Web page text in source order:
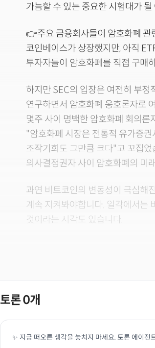
가늠할 수 있는 중요한 시험대가 될
👉주요 금융회사들이 암호화폐 관
코인베이스가 상장했지만, 아직
투자자들이 암호화폐를 직접 구매
하지만 SEC의 입장은 여전히 부
연구하면서 암호화폐 옹호론자로
몇주 사이 명백한 암호화폐 회의
"암호화폐 시장은 전통적 유가증
조작기회도 그만큼 크다"고 꼬집
의사결정권자 사이 암호화폐의 미
과연 비트코인의 변동성이 극심해
계속 지켜봐야합니다. 일각에서는
것이라는 시각도 있습니다.
토론0개
✨ 지금 떠오른 생각을 놓치지 마세요. 토론 에이전